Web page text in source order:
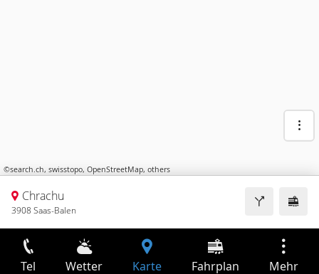
©search.ch, swisstopo, OpenStreetMap, others
Chrachu
3908 Saas-Balen
Tel Wetter Karte Fahrplan Mehr